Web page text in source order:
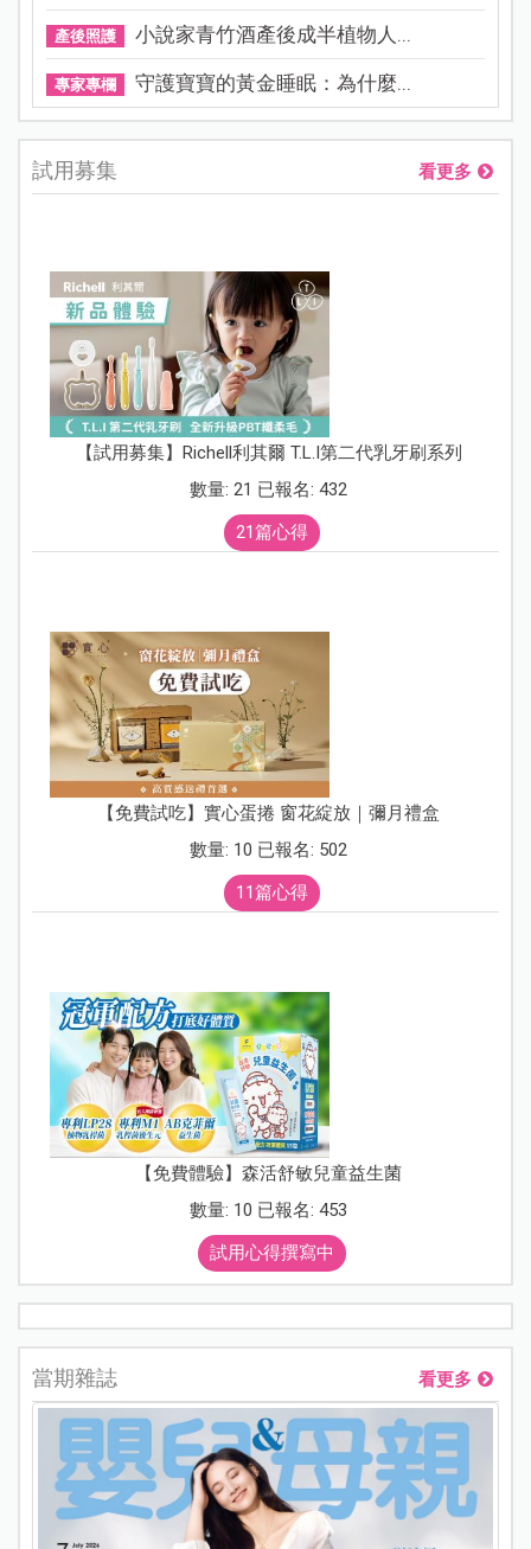
產後照護 小說家青竹酒產後成半植物人...
專家專欄 守護寶寶的黃金睡眠：為什麼...
試用募集 看更多
【試用募集】Richell利其爾 T.L.I第二代乳牙刷系列
數量: 21 已報名: 432
21篇心得
【免費試吃】實心蛋捲 窗花綻放｜彌月禮盒
數量: 10 已報名: 502
11篇心得
【免費體驗】森活舒敏兒童益生菌
數量: 10 已報名: 453
試用心得撰寫中
當期雜誌 看更多